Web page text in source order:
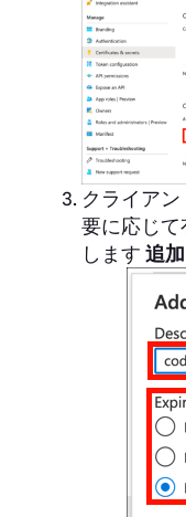
クライア
要に応じ
します 追加